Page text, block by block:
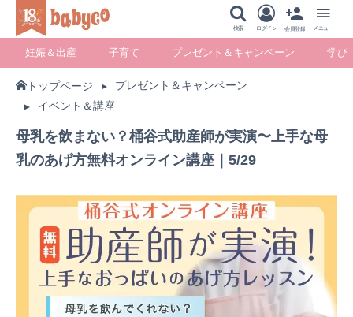
検索 ログイン 会員登録 メニュー
妊娠＆出産 子育て プレゼント＆キャンペーン 学び
トップページ
プレゼント＆キャンペーン
イベント＆講座
母乳を飲まない？桶谷式助産師が実演〜上手な母
乳のあげ方無料オンライン講座｜5/29
ャンペーン